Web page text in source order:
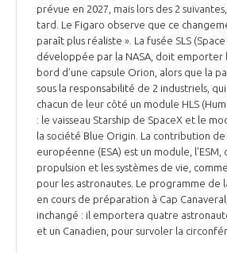
prévue en 2027, mais lors des 2
tard. Le Figaro observe que ce
paraît plus réaliste ». La fusée SLS (Space
développée par la NASA, doit emporter
bord d’une capsule Orion, alors que la
sous la responsabilité de 2 industriels,
chacun de leur côté un module HLS
: le vaisseau Starship de SpaceX et le
la société Blue Origin. La contribution de
européenne (ESA) est un module, l’ESM,
propulsion et les systèmes de vie,
pour les astronautes. Le programme de
en cours de préparation à Cap
inchangé : il emportera quatre
et un Canadien, pour survoler la